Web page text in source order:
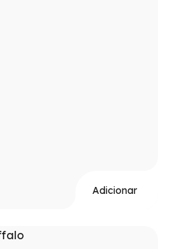
Adicionar